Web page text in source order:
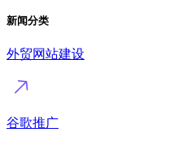
新闻分类
外贸网站建设
谷歌推广